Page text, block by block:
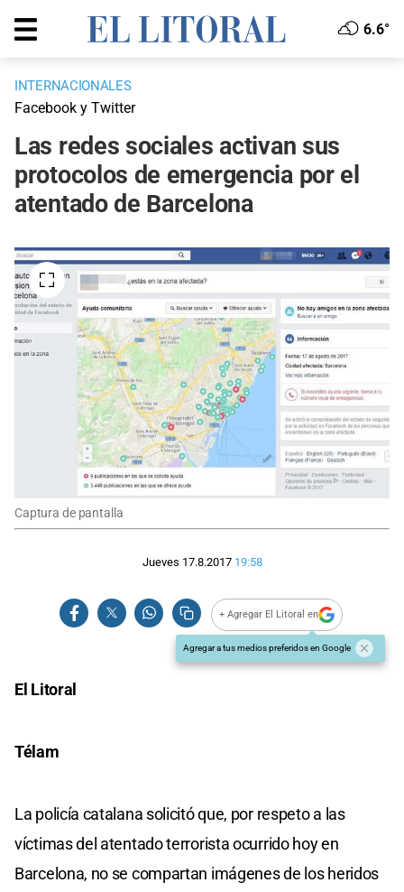
6.6°
INTERNACIONALES
Facebook y Twitter
Las redes sociales activan sus
protocolos de emergencia por el
atentado de Barcelona
Captura de pantalla
Jueves 17.8.2017 19:58
+ Agregar El Litoral en
Agregar a tus medios preferidos en Google
El Litoral
Télam
La policía catalana solicitó que, por respeto a las
víctimas del atentado terrorista ocurrido hoy en
Barcelona, no se compartan imágenes de los heridos